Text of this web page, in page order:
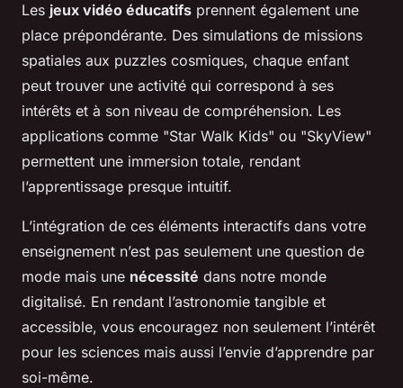
Les jeux vidéo éducatifs prennent également une
place prépondérante. Des simulations de missions
spatiales aux puzzles cosmiques, chaque enfant
peut trouver une activité qui correspond à ses
intérêts et à son niveau de compréhension. Les
applications comme "Star Walk Kids" ou "SkyView"
permettent une immersion totale, rendant
l’apprentissage presque intuitif.
L’intégration de ces éléments interactifs dans votre
enseignement n’est pas seulement une question de
mode mais une nécessité dans notre monde
digitalisé. En rendant l’astronomie tangible et
accessible, vous encouragez non seulement l’intérêt
pour les sciences mais aussi l’envie d’apprendre par
soi-même.